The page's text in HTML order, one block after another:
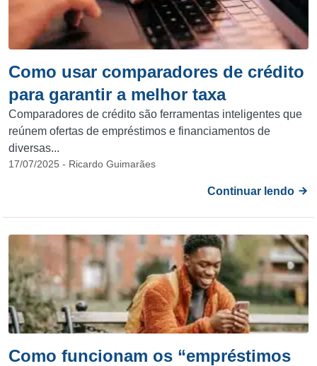
Como usar comparadores de crédito
para garantir a melhor taxa
Comparadores de crédito são ferramentas inteligentes que
reúnem ofertas de empréstimos e financiamentos de
diversas...
17/07/2025 - Ricardo Guimarães
Continuar lendo
Como funcionam os “empréstimos